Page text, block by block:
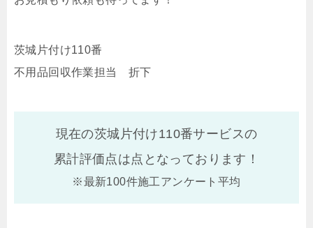
茨城片付け110番
不用品回収作業担当 折下
現在の茨城片付け110番サービスの
累計評価点は点となっております！
※最新100件施工アンケート平均